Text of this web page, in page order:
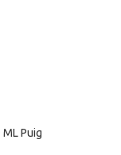
Puig